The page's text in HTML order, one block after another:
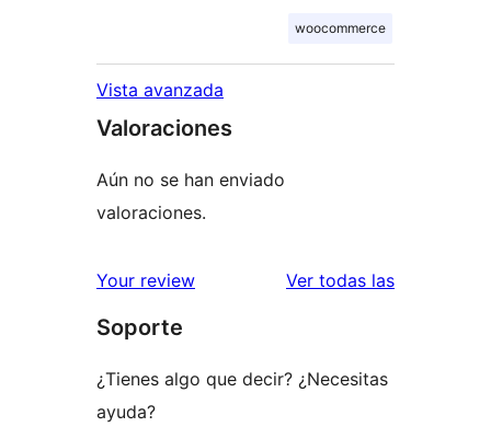
woocommerce
Vista avanzada
Valoraciones
Aún no se han enviado
valoraciones.
Your review Ver todas las
Soporte
¿Tienes algo que decir? ¿Necesitas
ayuda?